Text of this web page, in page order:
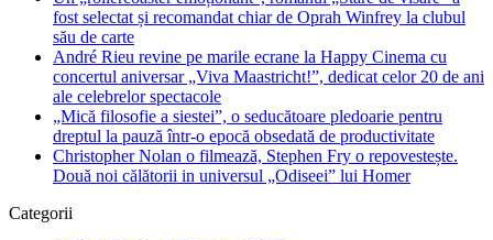
fost selectat și recomandat chiar de Oprah Winfrey la clubul
său de carte
André Rieu revine pe marile ecrane la Happy Cinema cu
concertul aniversar „Viva Maastricht!”, dedicat celor 20 de ani
ale celebrelor spectacole
„Mică filosofie a siestei”, o seducătoare pledoarie pentru
dreptul la pauză într-o epocă obsedată de productivitate
Christopher Nolan o filmează, Stephen Fry o repovestește.
Două noi călătorii in universul „Odiseei” lui Homer
Categorii